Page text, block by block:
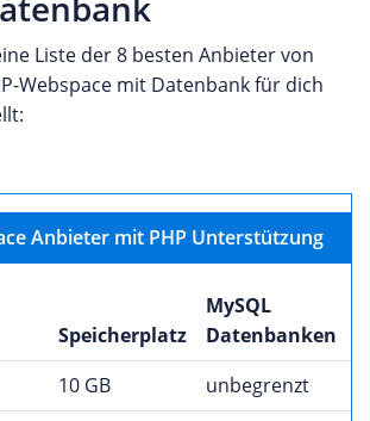
Liste der 8 besten Anbieter von
Webspace mit Datenbank für dich
Anbieter mit PHP Unterstützung
Speicherplatz
MySQL
Datenbanken
10 GB unbegrenzt